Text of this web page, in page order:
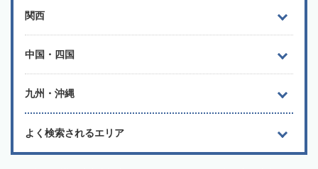
関西
中国・四国
九州・沖縄
よく検索されるエリア